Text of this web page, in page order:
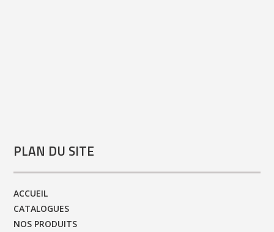
PLAN DU SITE
ACCUEIL
CATALOGUES
NOS PRODUITS